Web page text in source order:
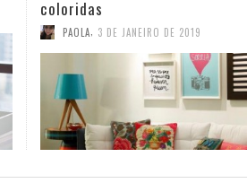
PAOLA, 26 DE DEZEMBRO DE 2018